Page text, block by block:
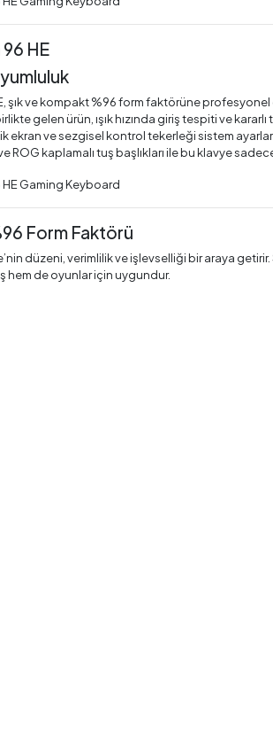
HE
şık ve kompakt %96 form faktörüne
gelen ürün, ışık hızında giriş tespiti ve
ekran ve sezgisel kontrol tekerleği sistem
ROG kaplamalı tuş başlıkları ile bu klavye
Form Faktörü
düzeni, verimlilik ve işlevselliği bir araya
hem de oyunlar için uygundur.